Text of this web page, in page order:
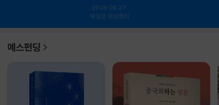
2026.08.27.
웨일온 화상회의
예스펀딩